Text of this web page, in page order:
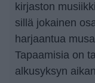
kirjaston
sillä jokainen
harjaantua
Tapaamisia on
alkusyksyn